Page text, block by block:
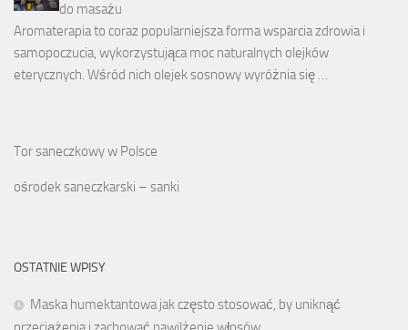
do masażu
Aromaterapia to coraz popularniejsza forma wsparcia zdrowia i
samopoczucia, wykorzystująca moc naturalnych olejków
eterycznych. Wśród nich olejek sosnowy wyróżnia się …
Tor saneczkowy w Polsce
ośrodek saneczkarski – sanki
OSTATNIE WPISY
Maska humektantowa jak często stosować, by uniknąć